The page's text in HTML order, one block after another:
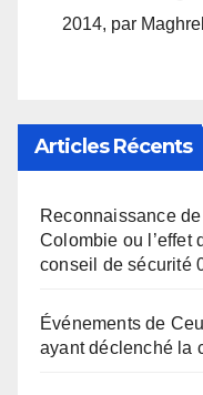
2014, par
Articles Récents
Reconnaissance
Colombie ou l’effet
conseil de sécurité
Événements de
ayant déclenché la